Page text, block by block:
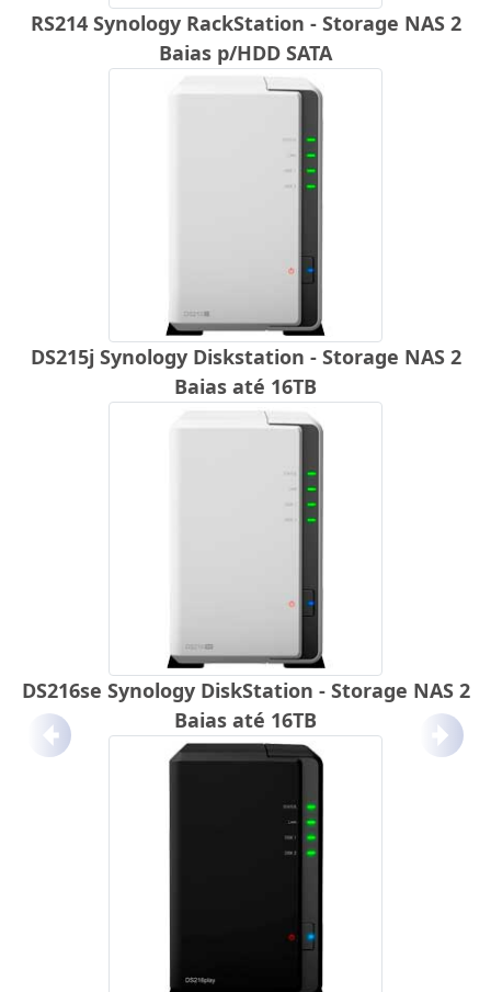
RS214 Synology RackStation - Storage NAS 2
Baias p/HDD SATA
DS215j Synology Diskstation - Storage NAS 2
Baias até 16TB
DS216se Synology DiskStation - Storage NAS 2
Baias até 16TB
Anterior